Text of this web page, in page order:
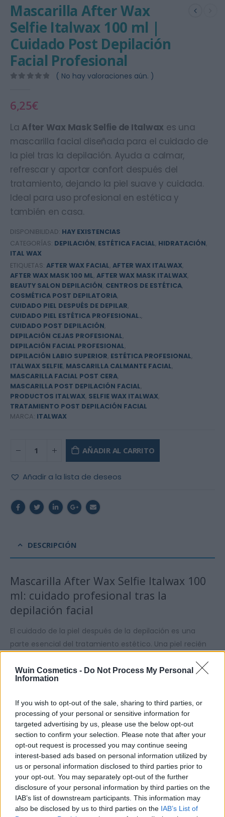
Wuin Cosmetics - Do Not Process My Personal
Information
If you wish to opt-out of the sale, sharing to third parties, or
processing of your personal or sensitive information for
targeted advertising by us, please use the below opt-out
section to confirm your selection. Please note that after your
opt-out request is processed you may continue seeing
interest-based ads based on personal information utilized by
us or personal information disclosed to third parties prior to
your opt-out. You may separately opt-out of the further
disclosure of your personal information by third parties on the
IAB’s list of downstream participants. This information may
also be disclosed by us to third parties on the IAB’s List of
Mascarilla After Wax
Selfie Italwax 100 ml |
Cuidado Post Depilación
Facial Profesional
( No hay valoraciones aún. )
6,25€
La After Wax Mask Selfie de Italwax es una
mascarilla facial diseñada para el cuidado de
la piel tras la depilación. Ayuda a calmar,
refrescar y aportar confort después del
tratamiento, dejando la piel suave y cuidada.
Ideal para uso profesional en estética y
también en casa.
DISPONIBILIDAD: HAY EXISTENCIAS
CATEGORÍAS: DEPILACIÓN, ESTÉTICA FACIAL, HIDRATACIÓN,
ITAL WAX
ETIQUETAS: AFTER WAX FACIAL, AFTER WAX ITALWAX,
AFTER WAX MASK 100 ML, AFTER WAX MASK ITALWAX,
BEAUTY SALON DEPILACIÓN, CENTROS DE ESTÉTICA,
COSMÉTICA POST DEPILATORIA,
CUIDADO PIEL DESPUÉS DE DEPILAR,
CUIDADO PIEL ESTÉTICA PROFESIONAL.,
CUIDADO POST DEPILACIÓN,
DEPILACIÓN CEJAS PROFESIONAL,
DEPILACIÓN FACIAL PROFESIONAL,
DEPILACIÓN LABIO SUPERIOR, ESTÉTICA PROFESIONAL,
ITALWAX SELFIE, MASCARILLA CALMANTE FACIAL,
MASCARILLA FACIAL POST CERA,
MASCARILLA POST DEPILACIÓN FACIAL,
PRODUCTOS ITALWAX, SELFIE WAX ITALWAX,
TRATAMIENTO POST DEPILACIÓN FACIAL
MARCA: ITALWAX
AÑADIR AL CARRITO
Añadir a la lista de deseos
DESCRIPCIÓN
Mascarilla After Wax Selfie Italwax 100
ml: cuidado profesional tras la
depilación facial
El cuidado de la piel después de la depilación es una
parte esencial del tratamiento estético. Una piel recién
que ayude a recuperar su equilibrio natural.
desarrollada como el paso final perfecto dentro de la
línea de depilación facial Selfie. Su función es ayudar a
calmar la piel tras la eliminación del vello, aportando una
sensación de confort inmediato y mejorando el acabado
del tratamiento.
Gracias a su textura ligera tipo mascarilla, se aplica
fácilmente en zonas delicadas del rostro como cejas,
labio superior o mentón, ayudando a reducir la sensación
de incomodidad tras la depilación.